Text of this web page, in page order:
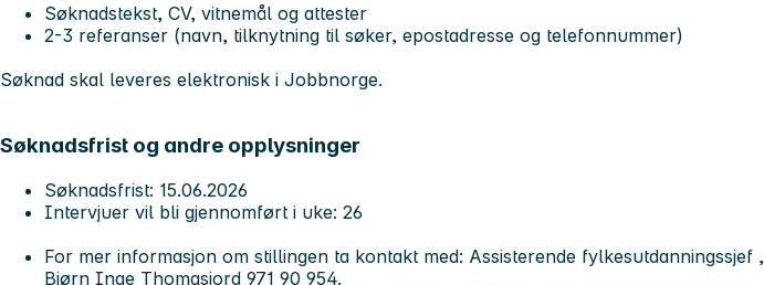
Søknadstekst, CV, vitnemål og attester
2-3 referanser (navn, tilknytning til søker, epostadresse og telefonnummer)
Søknad skal leveres elektronisk i Jobbnorge.
Søknadsfrist og andre opplysninger
Søknadsfrist: 15.06.2026
Intervjuer vil bli gjennomført i uke: 26
For mer informasjon om stillingen ta kontakt med: Assisterende fylkesutdanningssjef ,
Bjørn Inge Thomasjord 971 90 954.